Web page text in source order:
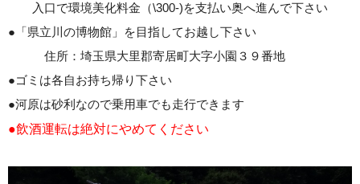
入口で環境美化料金（\300-)を支払い奥へ進んで下さい
●「県立川の博物館」を目指してお越し下さい
住所：埼玉県大里郡寄居町大字小園３９番地
●ゴミは各自お持ち帰り下さい
●河原は砂利なので乗用車でも走行できます
●飲酒運転は絶対にやめてください